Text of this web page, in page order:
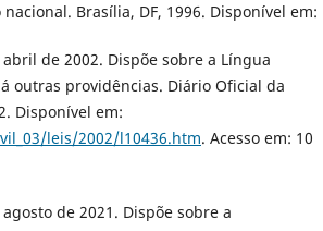
Brasília, DF, 1996. Disponível em:
abril de 2002. Dispõe sobre a Língua
outras providências. Diário Oficial da
Disponível em:
leis/2002/l10436.htm. Acesso em: 10
agosto de 2021. Dispõe sobre a